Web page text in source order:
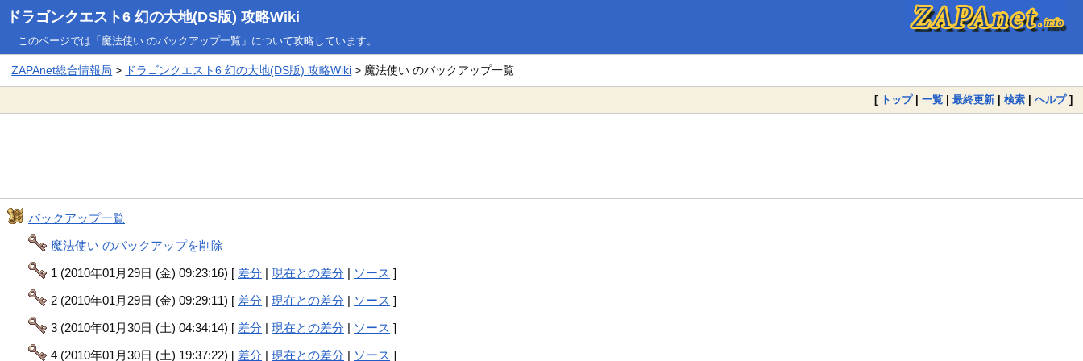
ドラゴンクエスト6 幻の大地(DS版) 攻略Wiki
このページでは「魔法使い のバックアップ一覧」について攻略しています。
ZAPAnet総合情報局 > ドラゴンクエスト6 幻の大地(DS版) 攻略Wiki > 魔法使い のバックアップ一覧
[ トップ| 一覧 | 最終更新 | 検索 | ヘルプ]
バックアップ一覧
魔法使い のバックアップを削除
1 (2010年01月29日 (金) 09:23:16) [ 差分 |現在との差分 | ソース ]
2 (2010年01月29日 (金) 09:29:11) [ 差分 |現在との差分 | ソース ]
3 (2010年01月30日 (土) 04:34:14) [ 差分 |現在との差分 | ソース ]
4 (2010年01月30日 (土) 19:37:22) [ 差分 |現在との差分 | ソース ]